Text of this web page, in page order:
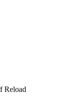
Reload